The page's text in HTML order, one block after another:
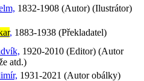
1832-1908 (Autor) (Ilustrátor)
, 1883-1938 (Překladatel)
1920-2010 (Editor) (Autor
atd.)
1931-2021 (Autor obálky)